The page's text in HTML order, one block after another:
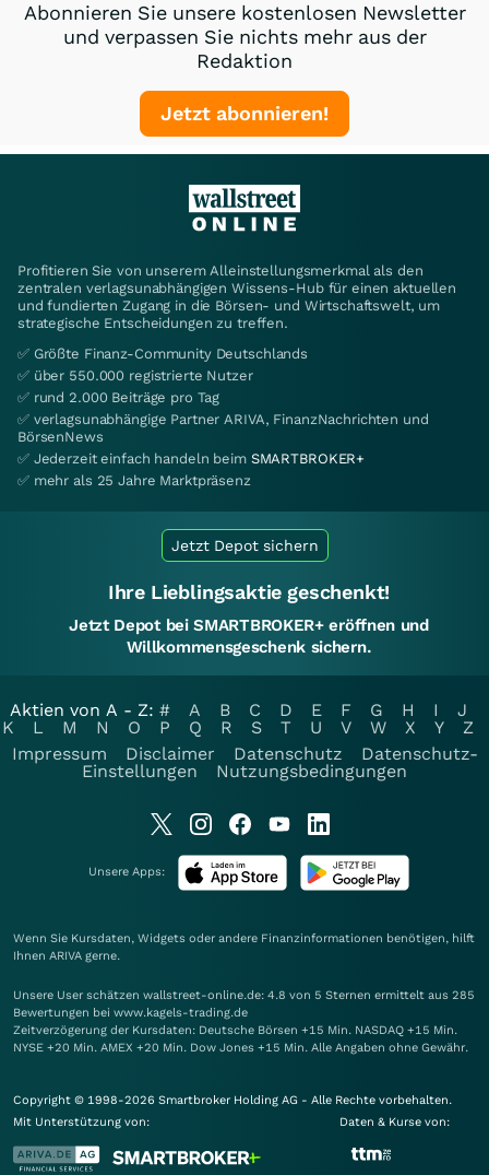
Abonnieren Sie unsere kostenlosen Newsletter
und verpassen Sie nichts mehr aus der
Redaktion
Jetzt abonnieren!
Profitieren Sie von unserem Alleinstellungsmerkmal als den
zentralen verlagsunabhängigen Wissens-Hub für einen aktuellen
und fundierten Zugang in die Börsen- und Wirtschaftswelt, um
strategische Entscheidungen zu treffen.
✅ Größte Finanz-Community Deutschlands
✅ über 550.000 registrierte Nutzer
✅ rund 2.000 Beiträge pro Tag
✅ verlagsunabhängige Partner ARIVA, FinanzNachrichten und
BörsenNews
✅ Jederzeit einfach handeln beim SMARTBROKER+
✅ mehr als 25 Jahre Marktpräsenz
Jetzt Depot sichern
Ihre Lieblingsaktie geschenkt!
Jetzt Depot bei SMARTBROKER+ eröffnen und
Willkommensgeschenk sichern.
Aktien von A - Z: # A B C D E F G H I
J
K
L M N O P Q R S T U V W X Y
Z
Impressum
Disclaimer Datenschutz
Datenschutz-
Einstellungen
Nutzungsbedingungen
Unsere Apps:
Wenn Sie Kursdaten, Widgets oder andere Finanzinformationen benötigen, hilft
Ihnen ARIVA gerne.
Unsere User schätzen wallstreet-online.de: 4.8 von 5 Sternen ermittelt aus 285
Bewertungen bei www.kagels-trading.de
Zeitverzögerung der Kursdaten: Deutsche Börsen +15 Min. NASDAQ +15 Min.
NYSE +20 Min. AMEX +20 Min. Dow Jones +15 Min. Alle Angaben ohne Gewähr.
Copyright © 1998-2026 Smartbroker Holding AG - Alle Rechte vorbehalten.
Mit Unterstützung von:
Daten & Kurse von: